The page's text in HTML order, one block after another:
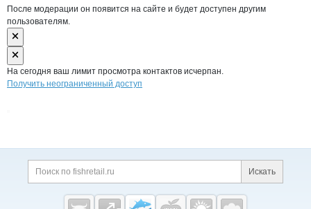
После модерации он появится на сайте и будет доступен другим
пользователям.
На сегодня ваш лимит просмотра контактов исчерпан.
Получить неограниченный доступ
Дополнительная информация
Поиск по сайту и
Искать
Cсылки на полезные проекты